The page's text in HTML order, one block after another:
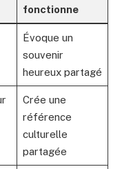
fonctionne
Évoque un
souvenir
heureux partagé
Crée une
référence
culturelle
partagée